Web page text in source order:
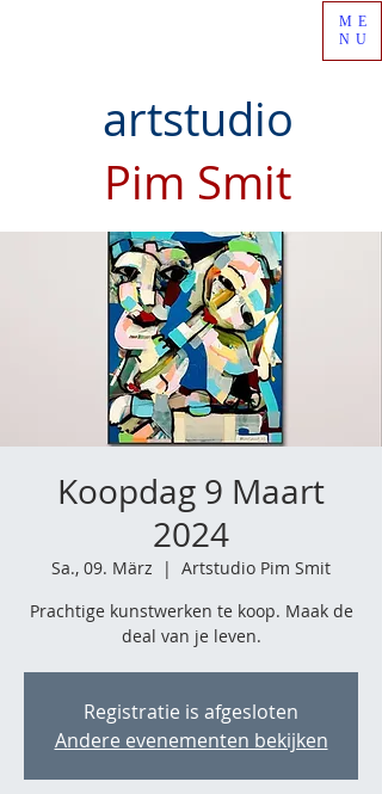
artstudio
Pim Smit
ME
NU
Koopdag 9 Maart
2024
Sa., 09. März
  |
Artstudio Pim Smit
Prachtige kunstwerken te koop. Maak de
deal van je leven.
Registratie is afgesloten
Andere evenementen bekijken